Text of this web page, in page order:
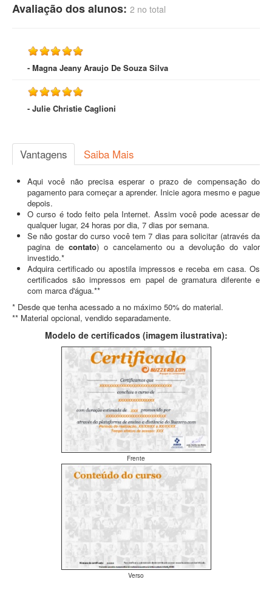
Avaliação dos alunos: 2 no total
- Magna Jeany Araujo De Souza Silva
- Julie Christie Caglioni
Vantagens Saiba Mais
Aqui você não precisa esperar o prazo de compensação do
pagamento para começar a aprender. Inicie agora mesmo e pague
depois.
O curso é todo feito pela Internet. Assim você pode acessar de
qualquer lugar, 24 horas por dia, 7 dias por semana.
Se não gostar do curso você tem 7 dias para solicitar (através da
pagina de contato) o cancelamento ou a devolução do valor
investido.*
Adquira certificado ou apostila impressos e receba em casa. Os
certificados são impressos em papel de gramatura diferente e
com marca d'água.**
* Desde que tenha acessado a no máximo 50% do material.
** Material opcional, vendido separadamente.
Modelo de certificados (imagem ilustrativa):
Frente
Verso